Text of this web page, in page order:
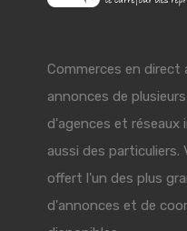
Commerces en direct
annonces de
d'agences et réseaux
aussi des particuliers.
offert l'un des plus
d'annonces et de